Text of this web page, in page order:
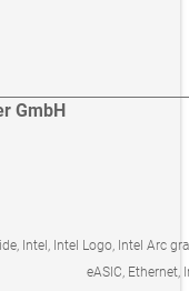
GmbH
Intel, Intel Logo, Intel Arc
eASIC, Ethernet,